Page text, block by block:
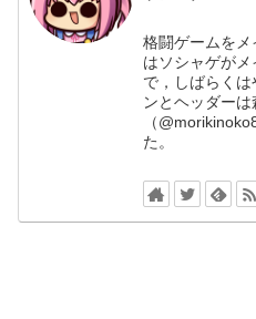
格闘ゲームを
はソシャゲが
で，しばらく
ンとヘッダー
（
た。